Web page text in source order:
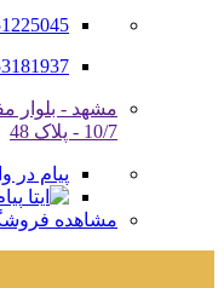
10/7 - پلاک 48
پیام در
مشاهده